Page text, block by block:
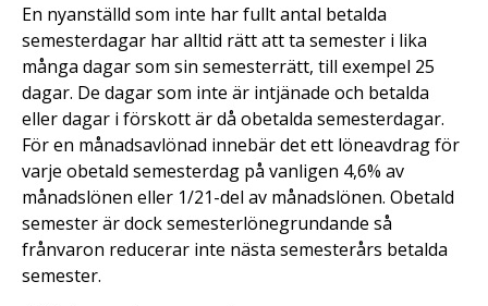
En nyanställd som inte har fullt antal betalda
semesterdagar har alltid rätt att ta semester i lika
många dagar som sin semesterrätt, till exempel 25
dagar. De dagar som inte är intjänade och betalda
eller dagar i förskott är då obetalda semesterdagar.
För en månadsavlönad innebär det ett löneavdrag för
varje obetald semesterdag på vanligen 4,6% av
månadslönen eller 1/21-del av månadslönen. Obetald
semester är dock semesterlönegrundande så
frånvaron reducerar inte nästa semesterårs betalda
semester.